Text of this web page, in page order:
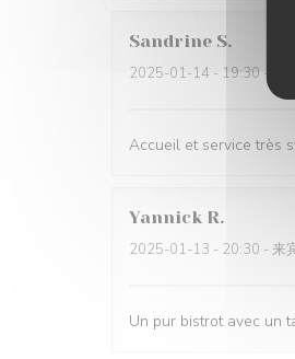
Sandrine S
2025-01-14 - 19:30 - 来宾
Accueil et service très
Yannick R
2025-01-13 - 20:30 - 来
Un pur bistrot avec un